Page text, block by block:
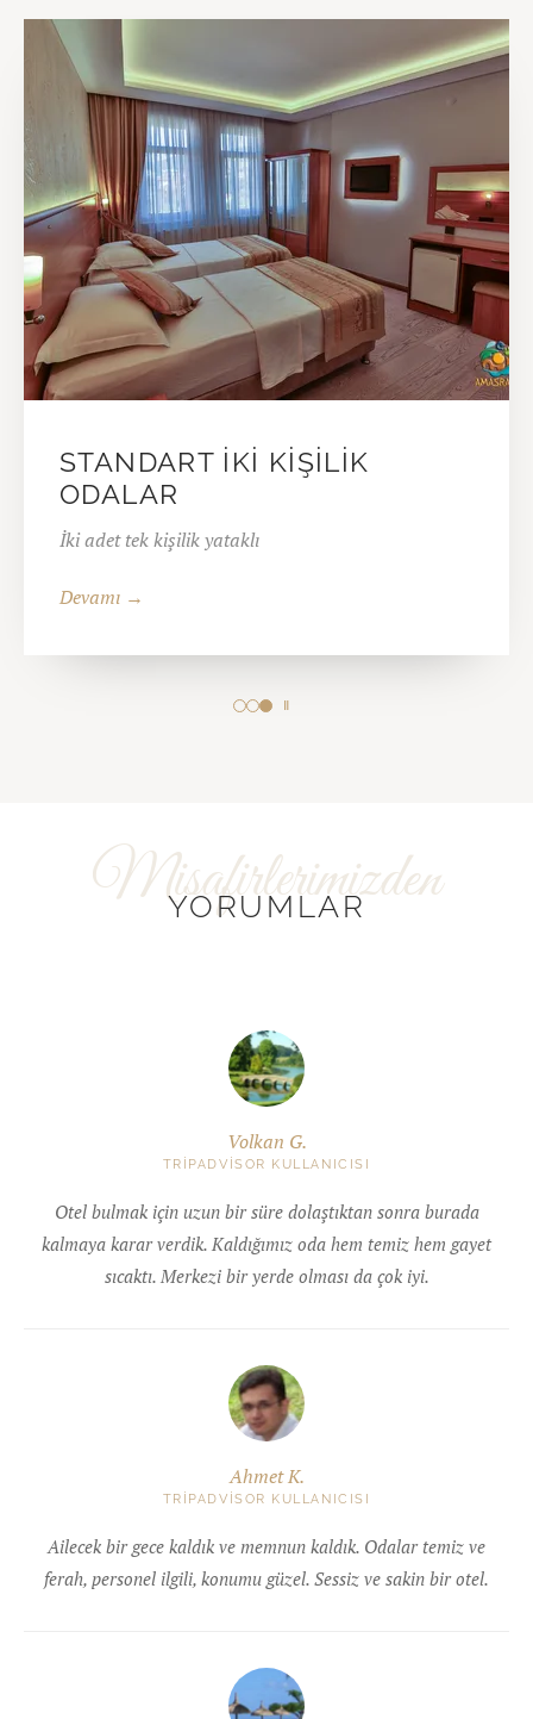
STANDART İKI KIŞILIK
ODALAR
İki adet tek kişilik yataklı
Devamı →
Ⅱ
YORUMLAR
Volkan G.
TRIPADVISOR KULLANICISI
Otel bulmak için uzun bir süre dolaştıktan sonra burada
kalmaya karar verdik. Kaldığımız oda hem temiz hem gayet
sıcaktı. Merkezi bir yerde olması da çok iyi.
Ahmet K.
TRIPADVISOR KULLANICISI
Ailecek bir gece kaldık ve memnun kaldık. Odalar temiz ve
ferah, personel ilgili, konumu güzel. Sessiz ve sakin bir otel.